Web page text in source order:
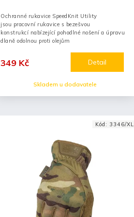
Skladem u dodavatele
349 Kč Detail
Ochranné rukavice SpeedKnit Utility
jsou pracovní rukavice s bezešvou
konstrukcí nabízející pohodlné nošení a úpravu
dlaně odolnou proti olejům
Kód: 3346/XL